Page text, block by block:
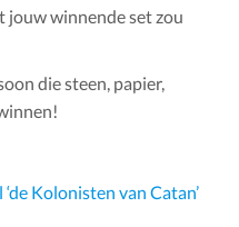
jouw winnende set zou
die steen, papier,
Kolonisten van Catan’